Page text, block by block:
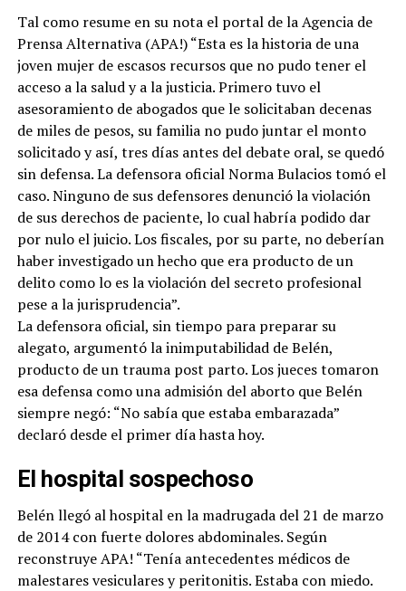
Tal como resume en su nota el portal de la Agencia de
Prensa Alternativa (APA!) “Esta es la historia de una
joven mujer de escasos recursos que no pudo tener el
acceso a la salud y a la justicia. Primero tuvo el
asesoramiento de abogados que le solicitaban decenas
de miles de pesos, su familia no pudo juntar el monto
solicitado y así, tres días antes del debate oral, se quedó
sin defensa. La defensora oficial Norma Bulacios tomó el
caso. Ninguno de sus defensores denunció la violación
de sus derechos de paciente, lo cual habría podido dar
por nulo el juicio. Los fiscales, por su parte, no deberían
haber investigado un hecho que era producto de un
delito como lo es la violación del secreto profesional
pese a la jurisprudencia”.
La defensora oficial, sin tiempo para preparar su
alegato, argumentó la inimputabilidad de Belén,
producto de un trauma post parto. Los jueces tomaron
esa defensa como una admisión del aborto que Belén
siempre negó: “No sabía que estaba embarazada”
declaró desde el primer día hasta hoy.
El hospital sospechoso
Belén llegó al hospital en la madrugada del 21 de marzo
de 2014 con fuerte dolores abdominales. Según
reconstruye APA! “Tenía antecedentes médicos de
malestares vesiculares y peritonitis. Estaba con miedo.